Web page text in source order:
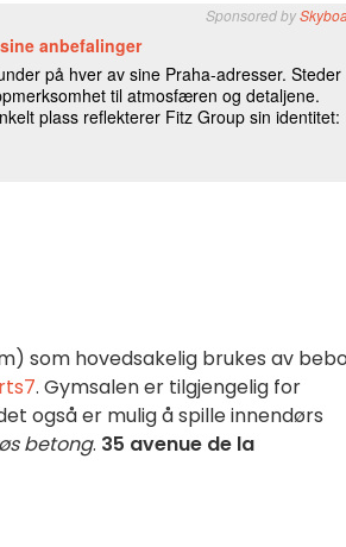
som hovedsakelig brukes av
. Gymsalen er tilgjengelig for
også er mulig å spille innendørs
betong. 35 avenue de la